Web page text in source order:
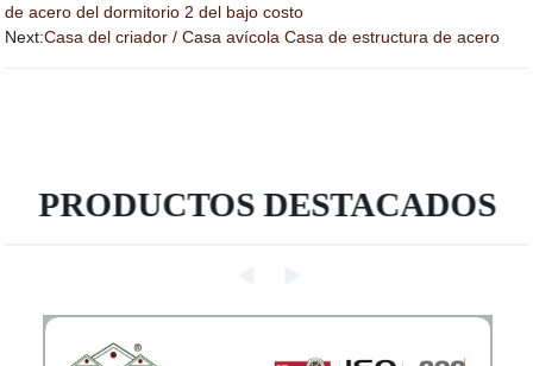
de acero del dormitorio 2 del bajo costo
Next:Casa del criador / Casa avícola Casa de estructura de acero
PRODUCTOS DESTACADOS